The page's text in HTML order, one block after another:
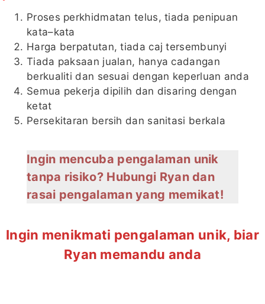
Proses perkhidmatan telus, tiada penipuan
kata–kata
Harga berpatutan, tiada caj tersembunyi
Tiada paksaan jualan, hanya cadangan
berkualiti dan sesuai dengan keperluan anda
Semua pekerja dipilih dan disaring dengan
ketat
Persekitaran bersih dan sanitasi berkala
Ingin mencuba pengalaman unik
tanpa risiko? Hubungi Ryan dan
rasai pengalaman yang memikat!
Ingin menikmati pengalaman unik, biar
Ryan memandu anda